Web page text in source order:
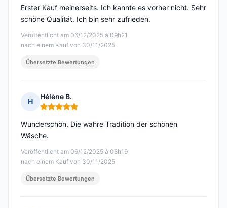
Veröffentlicht am 06/12/2025 à 09h21
nach einem Kauf von 30/11/2025
Erster Kauf meinerseits. Ich kannte es vorher nicht. Sehr
schöne Qualität. Ich bin sehr zufrieden.
Übersetzte Bewertungen
H
Hélène B.
Hinweis: 5 von 5
Veröffentlicht am 06/12/2025 à 08h19
nach einem Kauf von 30/11/2025
Wunderschön. Die wahre Tradition der schönen
Wäsche.
Übersetzte Bewertungen